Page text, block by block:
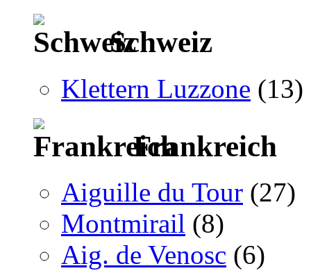
Schweiz
Klettern Luzzone (13)
Frankreich
Aiguille du Tour (27)
Montmirail (8)
Aig. de Venosc (6)